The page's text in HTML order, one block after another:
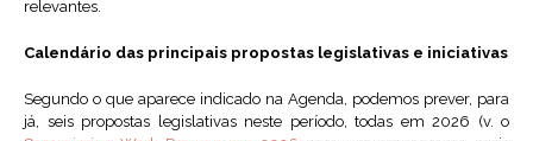
relevantes.
Calendário das principais propostas legislativas e iniciativas
Segundo o que aparece indicado na Agenda, podemos prever, para
já, seis propostas legislativas neste período, todas em 2026 (v. o